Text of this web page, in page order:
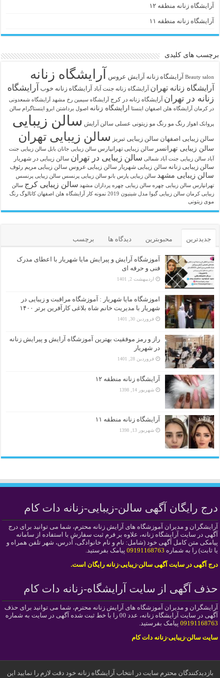
آرایشگاه زنانه منطقه ۱۲
آرایشگاه زنانه منطقه ۱۱
برچسب های کلیدی
Beauty salon آرايشگاه زنانه آرایش عروس آرایشگاه زنانه
آرایشگاه زنانه تهران آرایشگاه زنانه جنت آباد آرایشگاه زنانه خوب آرایشگاه
زنانه در تهران آرایشگاه زنانه در کرج آرایشگاه سیمین رخ مشهد
آرایشگاه شمعدونی
در کرمان آرایشگاه هلن اصفهان اینستا ارایشگاه زنانه اصول برداشتن ابرو اینستاگرام سالن
پروانک اهواز رنگ مو رنگ مو زیتونی عسلی سالن آرایش سالن زیبایی
سالن زیبایی اصفهان سالن زیبایی تبریز سالن زیبایی تهران
سالن زیبایی تهرانسر سالن زیبایی تهرانپارس سالن زیبایی جانان بابل سالن زیبایی جنت
آباد سالن زیبایی جنت آباد شمالی سالن زیبایی در تهران سالن زیبایی در شهریار
سالن زیبایی زنانه سالن زیبایی شهریار سالن زیبایی عروس سالن زیبایی مریم رئوف
سالن زیبایی مشهد سالن زیبایی پارس بانو سالن زیبایی پرنسس سالن زیبایی پرنسس
تهرانپارس سالن زیبایی چهره سالن زیبایی چهره پردازان مشهد سالن زیبایی کرج سالن
زیبایی کرمان سالن زیبایی گیوا مدل شینیون 2019 نمونه کار آرایشگاه هلن اصفهان کاتالوگ رنگ
موی زیتونی
جدیدترین محبوبترین دیدگاه ها برچسب
آموزشگاه آرایش و پیرایش مایا شهریار با اعطای مدرک
فنی و حرفه ای
اردیبهشت 2, 1401
اموزشگاه مایا شهریار : آموزشگاه مراقبت و زیبایی در
شهریار با مدیریت خانم شاه بلاغی کارآفرین برتر ۱۴۰۰
فروردین 30, 1401
راز و رمز موفقیت بهترین آموزشگاه آرایش و پیرایش زنانه
در شهریار
فروردین 28, 1401
آرایشگاه زنانه منطقه ۱۲
شهریور 14, 1398
آرایشگاه زنانه منطقه ۱۱
شهریور 13, 1398
درج رایگان آگهی سالن-زیبایی-زنانه دات کام
آرایشگران و مدیران آموزشگاه های آرایش زنانه محترم، شما می توانید برای درج
آگهی در سایت آرایشگاه زنانه، علاوه بر فرم ثبت سفارش با استفاده از سامانه
پیامکی متن کامل آگهی خود (شامل: نام و نام خانوادگی، آدرس، شهر تلفن همراه و
یا ثابت) را به شماره 09191168763 پیامک بفرستید.
درج آگهی در سایت آگهی سالن-زیبایی-زنانه رایگان است.
حذف آگهی از سایت آرایشگاه-زنانه دات کام
آرایشگران و مدیران آموزشگاه های آرایش زنانه محترم، شما می توانید برای حذف
آگهی در سایت آرایشگاه زنانه، عدد 00 را با خط ثبت شده آگهی در سایت به شماره
09191168763 پیامک بفرستید.
سایت سالن-زیبایی-زنانه دات کام
بازدیدکنندگان محترم سایت در انتخاب آرایشگاه زنانه خود دقت لازم را نمایید این